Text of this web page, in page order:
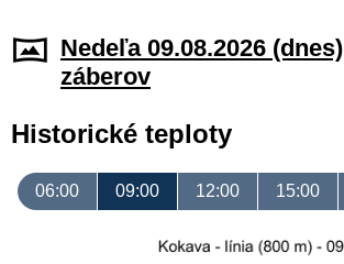
Nedeľa 09.08.2026 (dnes)
záberov
Historické teploty
06:00 09:00 12:00 15:00